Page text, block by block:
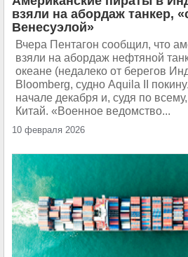
взяли на абордаж танкер,
Венесуэлой»
Вчера Пентагон сообщил, что
взяли на абордаж нефтяной
океане (недалеко от берегов
Bloomberg, судно Aquila II
начале декабря и, судя по
Китай. «Военное ведомство...
10 февраля 2026